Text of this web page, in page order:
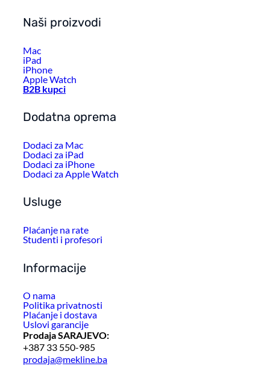
Naši proizvodi
Mac
iPad
iPhone
Apple Watch
B2B kupci
Dodatna oprema
Dodaci za Mac
Dodaci za iPad
Dodaci za iPhone
Dodaci za Apple Watch
Usluge
Plaćanje na rate
Studenti i profesori
Informacije
O nama
Politika privatnosti
Plaćanje i dostava
Uslovi garancije
Prodaja SARAJEVO:
+387 33 550-985
prodaja@mekline.ba